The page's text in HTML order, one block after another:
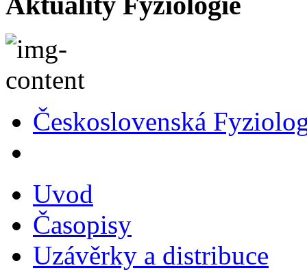
Československá
Uvod
Časopisy
Uzávěrky a distribuce